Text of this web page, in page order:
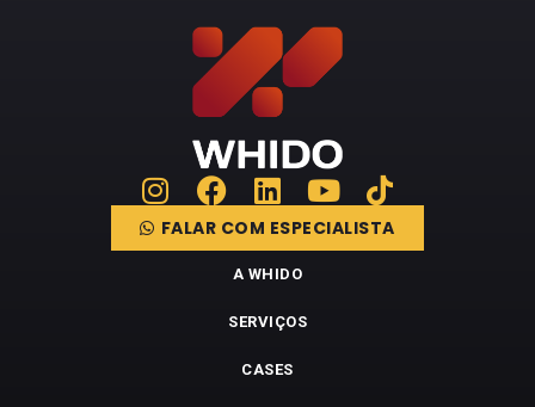
FALAR COM ESPECIALISTA
A WHIDO
SERVIÇOS
CASES